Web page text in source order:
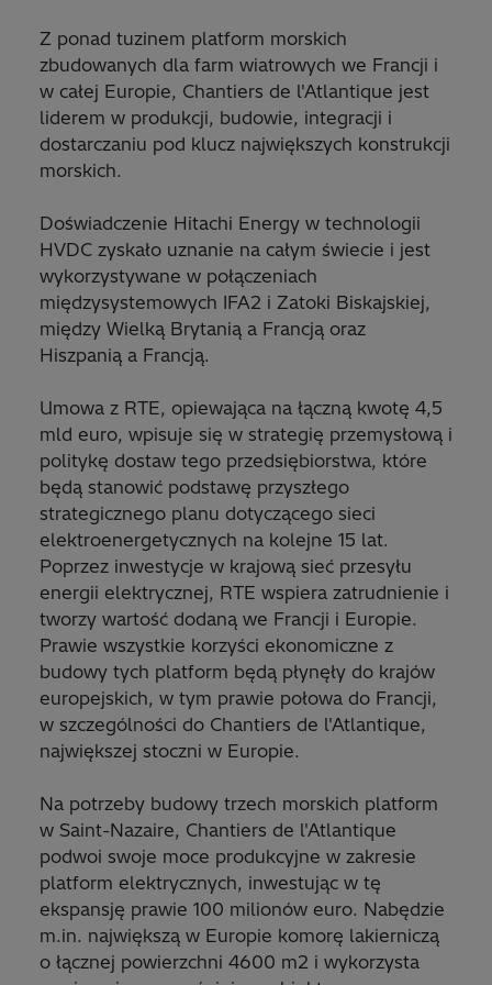
Z ponad tuzinem platform morskich
zbudowanych dla farm wiatrowych we Francji i
w całej Europie, Chantiers de l'Atlantique jest
liderem w produkcji, budowie, integracji i
dostarczaniu pod klucz największych konstrukcji
morskich.
Doświadczenie Hitachi Energy w technologii
HVDC zyskało uznanie na całym świecie i jest
wykorzystywane w połączeniach
międzysystemowych IFA2 i Zatoki Biskajskiej,
między Wielką Brytanią a Francją oraz
Hiszpanią a Francją.
Umowa z RTE, opiewająca na łączną kwotę 4,5
mld euro, wpisuje się w strategię przemysłową i
politykę dostaw tego przedsiębiorstwa, które
będą stanowić podstawę przyszłego
strategicznego planu dotyczącego sieci
elektroenergetycznych na kolejne 15 lat.
Poprzez inwestycje w krajową sieć przesyłu
energii elektrycznej, RTE wspiera zatrudnienie i
tworzy wartość dodaną we Francji i Europie.
Prawie wszystkie korzyści ekonomiczne z
budowy tych platform będą płynęły do krajów
europejskich, w tym prawie połowa do Francji,
w szczególności do Chantiers de l'Atlantique,
największej stoczni w Europie.
Na potrzeby budowy trzech morskich platform
w Saint-Nazaire, Chantiers de l'Atlantique
podwoi swoje moce produkcyjne w zakresie
platform elektrycznych, inwestując w tę
ekspansję prawie 100 milionów euro. Nabędzie
m.in. największą w Europie komorę lakierniczą
o łącznej powierzchni 4600 m2 i wykorzysta